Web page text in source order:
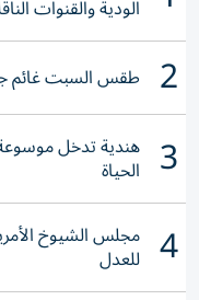
الودية والقنوات
2 طقس السبت غائم
3 هندية تدخل
الحياة
4 مجلس الشيوخ
للعدل